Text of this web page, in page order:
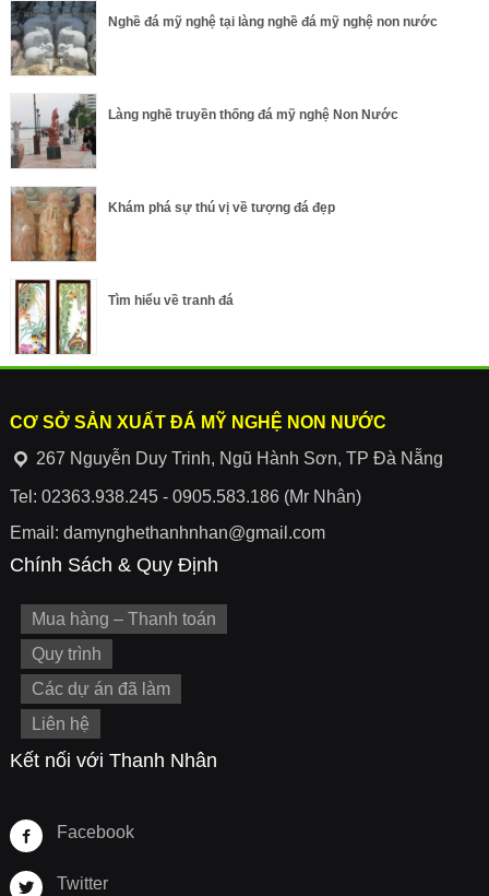
Nghề đá mỹ nghệ tại làng nghề đá mỹ nghệ non nước
Làng nghề truyền thống đá mỹ nghệ Non Nước
Khám phá sự thú vị về tượng đá đẹp
Tìm hiểu về tranh đá
CƠ SỞ SẢN XUẤT ĐÁ MỸ NGHỆ NON NƯỚC
267 Nguyễn Duy Trinh, Ngũ Hành Sơn, TP Đà Nẵng
Tel: 02363.938.245 - 0905.583.186 (Mr Nhân)
Email: damynghethanhnhan@gmail.com
Chính Sách & Quy Định
Mua hàng – Thanh toán
Quy trình
Các dự án đã làm
Liên hệ
Kết nối với Thanh Nhân
Facebook
Twitter